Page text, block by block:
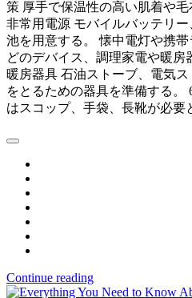
策 厚手で保温性の高い肌着や
非常用電源 モバイルバッテリ
池を用意する。 懐中電灯や携
どのデバイス、調理家電や暖房
暖房器具 石油ストーブ、電気
をとるための器具を準備する。
はスコップ、手袋、長靴が必
Continue reading